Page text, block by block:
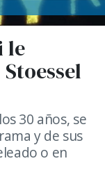
le
30 años, se
y de sus
o en